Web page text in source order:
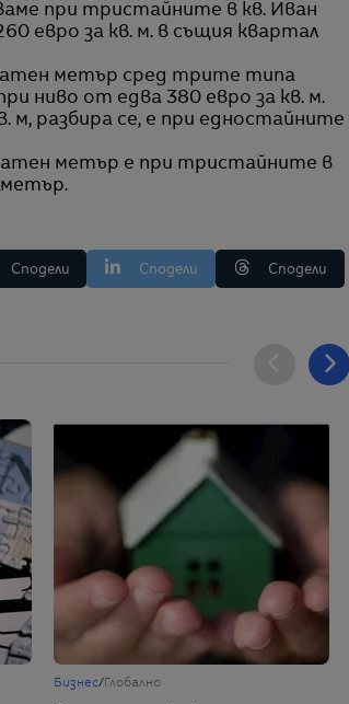
при тристайните в кв. Иван
евро за кв. м. в същия квартал
метър сред трите типа
ниво от едва 380 евро за кв. м.
м, разбира се, е при едностайните
метър е при тристайните в
метър.
Сподели Сподели Сподели
Бизнес/Глобално